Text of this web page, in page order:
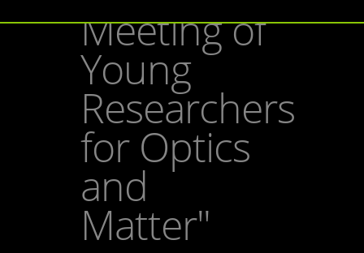
Meeting of
Young
Researchers
for Optics
and
Matter"